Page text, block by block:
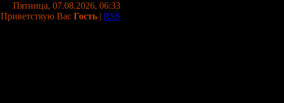
Пятница, 07.08.2026, 06:33
Приветствую Вас Гость | RSS